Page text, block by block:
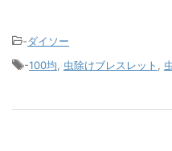
-ダイソー
-100均 虫除けブレスレット